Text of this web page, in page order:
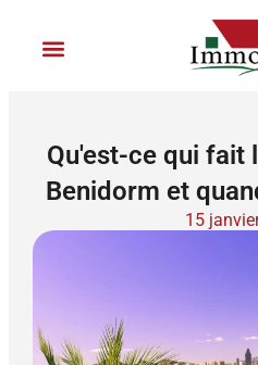
contenu
Qu'est-ce qui fait
Benidorm et
15